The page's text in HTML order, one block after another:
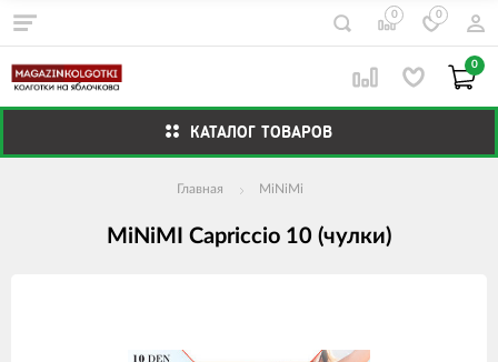
0 0
0
КАТАЛОГ ТОВАРОВ
Главная MiNiMi
MiNiMI Capriccio 10 (чулки)